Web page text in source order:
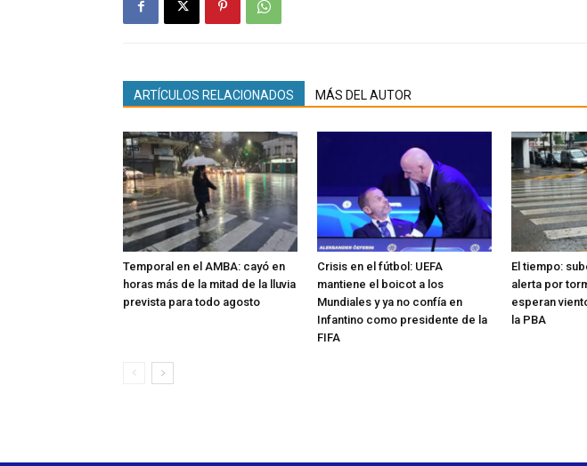
ARTÍCULOS RELACIONADOS MÁS DEL AUTOR
Temporal en el AMBA: cayó en
horas más de la mitad de la lluvia
prevista para todo agosto
Crisis en el fútbol: UEFA
mantiene el boicot a los
Mundiales y ya no confía en
Infantino como presidente de la
FIFA
El tiempo:
alerta por
esperan
la PBA